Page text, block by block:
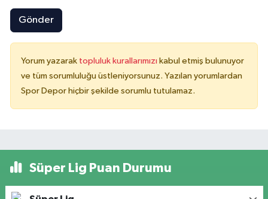
Gönder
Yorum yazarak topluluk kurallarımızı kabul etmiş bulunuyor
ve tüm sorumluluğu üstleniyorsunuz. Yazılan yorumlardan
Spor Depor hiçbir şekilde sorumlu tutulamaz.
Süper Lig Puan Durumu